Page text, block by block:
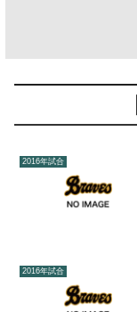
2016年試合
2016年試合